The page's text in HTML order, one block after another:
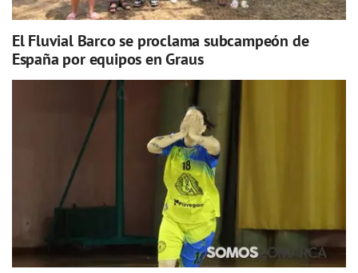
El Fluvial Barco se proclama subcampeón de
España por equipos en Graus